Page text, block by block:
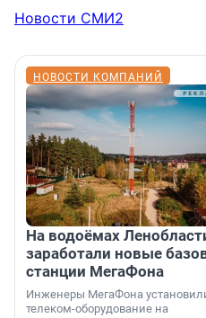
Новости СМИ2
НОВОСТИ КОМПАНИЙ
На водоёмах
заработали новые
станции МегаФона
Инженеры МегаФона
телеком-оборудование на